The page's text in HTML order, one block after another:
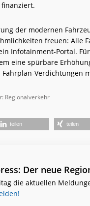
finanziert.
der modernen
freuen: Alle
Infotainment-Portal.
eine spürbare
Verdichtungen
Regionalverkehr
teilen teilen
Der neue
die aktuellen